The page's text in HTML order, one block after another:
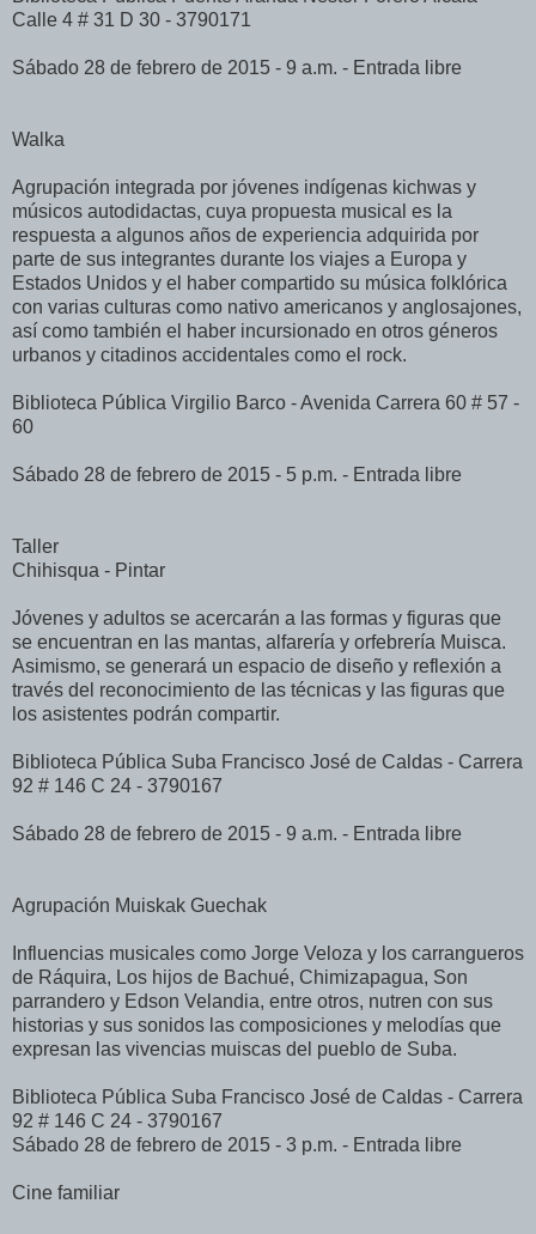
Calle 4 # 31 D 30 - 3790171
Sábado 28 de febrero de 2015 - 9 a.m. - Entrada libre
Walka
Agrupación integrada por jóvenes indígenas kichwas y
músicos autodidactas, cuya propuesta musical es la
respuesta a algunos años de experiencia adquirida por
parte de sus integrantes durante los viajes a Europa y
Estados Unidos y el haber compartido su música folklórica
con varias culturas como nativo americanos y anglosajones,
así como también el haber incursionado en otros géneros
urbanos y citadinos accidentales como el rock.
Biblioteca Pública Virgilio Barco - Avenida Carrera 60 # 57 -
60
Sábado 28 de febrero de 2015 - 5 p.m. - Entrada libre
Taller
Chihisqua - Pintar
Jóvenes y adultos se acercarán a las formas y figuras que
se encuentran en las mantas, alfarería y orfebrería Muisca.
Asimismo, se generará un espacio de diseño y reflexión a
través del reconocimiento de las técnicas y las figuras que
los asistentes podrán compartir.
Biblioteca Pública Suba Francisco José de Caldas - Carrera
92 # 146 C 24 - 3790167
Sábado 28 de febrero de 2015 - 9 a.m. - Entrada libre
Agrupación Muiskak Guechak
Influencias musicales como Jorge Veloza y los carrangueros
de Ráquira, Los hijos de Bachué, Chimizapagua, Son
parrandero y Edson Velandia, entre otros, nutren con sus
historias y sus sonidos las composiciones y melodías que
expresan las vivencias muiscas del pueblo de Suba.
Biblioteca Pública Suba Francisco José de Caldas - Carrera
92 # 146 C 24 - 3790167
Sábado 28 de febrero de 2015 - 3 p.m. - Entrada libre
Cine familiar